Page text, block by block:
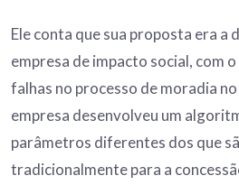
Ele conta que sua proposta era a
empresa de impacto social, com
falhas no processo de moradia
empresa desenvolveu um
parâmetros diferentes dos que
tradicionalmente para a